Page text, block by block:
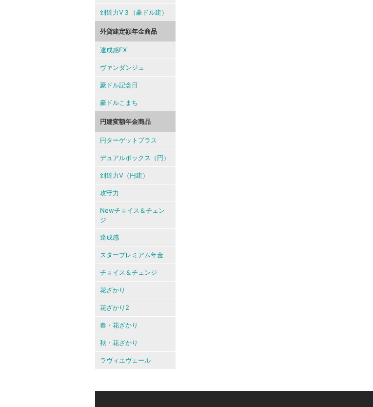
到達力V３（豪ドル建）
外貨建定額年金商品
達成感FX
ヴァンダンジュ
豪ドル記念日
豪ドルこまち
円建変額年金商品
円ターゲットプラス
デュアルボックス（円）
到達力V（円建）
攻守力
Newチョイス＆チェン
ジ
達成感
スタープレミアム年金
チョイス＆チェンジ
花ざかり
花ざかり2
春・花ざかり
秋・花ざかり
ラヴィエヴェール